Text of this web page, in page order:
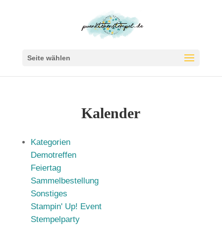
Seite wählen
Kalender
Kategorien
Demotreffen
Feiertag
Sammelbestellung
Sonstiges
Stampin' Up! Event
Stempelparty